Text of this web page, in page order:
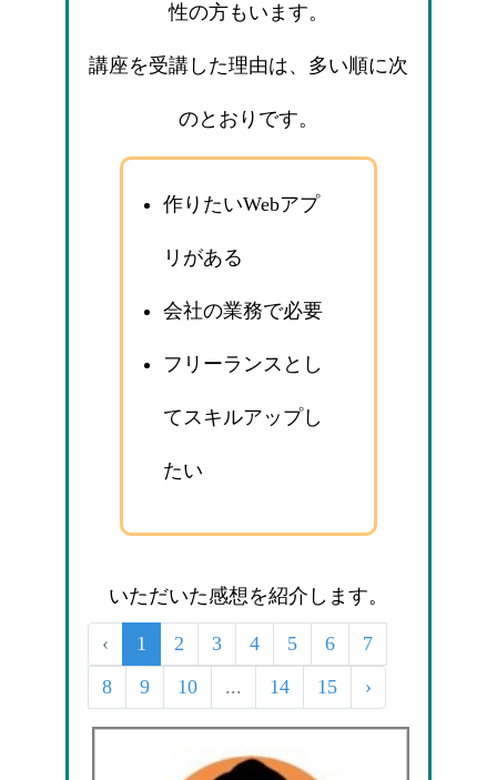
性の方もいます。
講座を受講した理由は、多い順に次
のとおりです。
作りたいWebアプ
リがある
会社の業務で必要
フリーランスとし
てスキルアップし
たい
いただいた感想を紹介します。
‹ 1 2 3 4 5 6
7
8
9 10 ... 14 15 ›